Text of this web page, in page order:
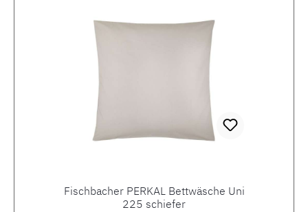
Fischbacher PERKAL Bettwäsche Uni
225 schiefer